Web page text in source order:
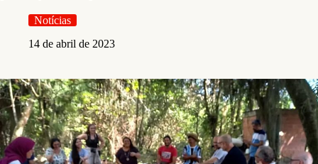
Notícias
14 de abril de 2023